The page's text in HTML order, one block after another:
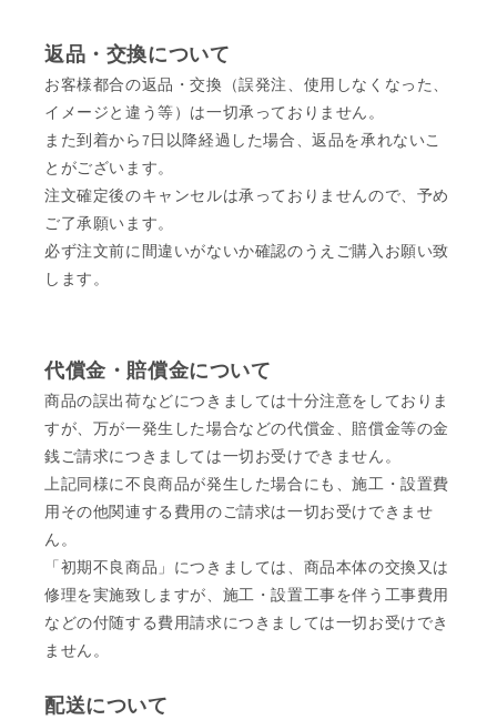
返品・交換について
お客様都合の返品・交換（誤発注、使用しなくなった、
イメージと違う等）は一切承っておりません。
また到着から7日以降経過した場合、返品を承れないこ
とがございます。
注文確定後のキャンセルは承っておりませんので、予め
ご了承願います。
必ず注文前に間違いがないか確認のうえご購入お願い致
します。
代償金・賠償金について
商品の誤出荷などにつきましては十分注意をしておりま
すが、万が一発生した場合などの代償金、賠償金等の金
銭ご請求につきましては一切お受けできません。
上記同様に不良商品が発生した場合にも、施工・設置費
用その他関連する費用のご請求は一切お受けできませ
ん。
「初期不良商品」につきましては、商品本体の交換又は
修理を実施致しますが、施工・設置工事を伴う工事費用
などの付随する費用請求につきましては一切お受けでき
ません。
配送について